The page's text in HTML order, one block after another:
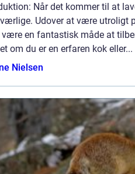
Når det kommer til at
Udover at være utroligt
være en fantastisk måde at
om du er en erfaren kok eller...
Nielsen